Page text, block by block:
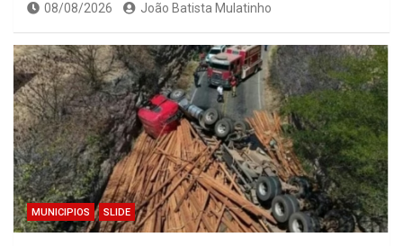
08/08/2026 João Batista Mulatinho
MUNICIPIOS SLIDE